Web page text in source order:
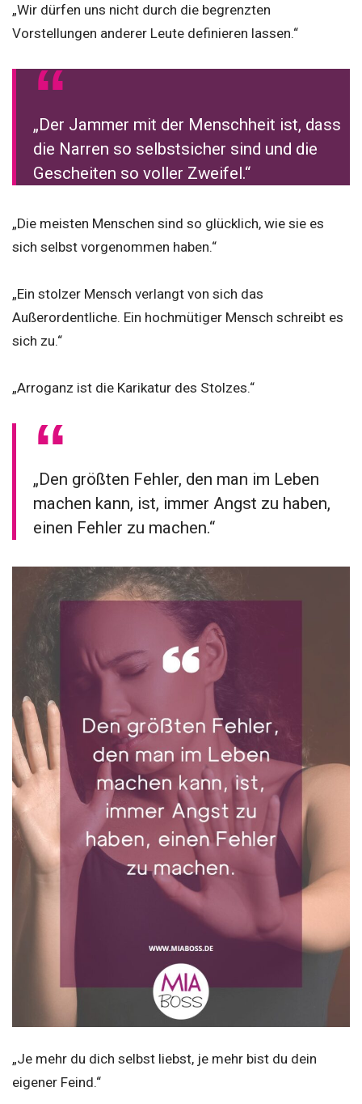
„Wir dürfen uns nicht durch die begrenzten
Vorstellungen anderer Leute definieren lassen.“
„Der Jammer mit der Menschheit ist, dass
die Narren so selbstsicher sind und die
Gescheiten so voller Zweifel.“
„Die meisten Menschen sind so glücklich, wie sie es
sich selbst vorgenommen haben.“
„Ein stolzer Mensch verlangt von sich das
Außerordentliche. Ein hochmütiger Mensch schreibt es
sich zu.“
„Arroganz ist die Karikatur des Stolzes.“
„Den größten Fehler, den man im Leben
machen kann, ist, immer Angst zu haben,
einen Fehler zu machen.“
„Je mehr du dich selbst liebst, je mehr bist du dein
eigener Feind.“